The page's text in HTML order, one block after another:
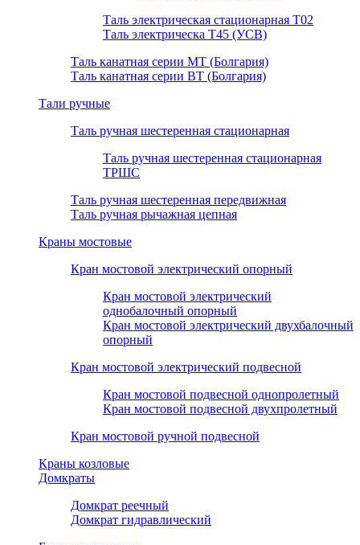
Таль электрическая стационарная Т02
Таль электрическа T45 (УСВ)
Таль канатная серии МТ (Болгария)
Таль канатная серии ВТ (Болгария)
Тали ручные
Таль ручная шестеренная стационарная
Таль ручная шестеренная стационарная
ТРШС
Таль ручная шестеренная передвижная
Таль ручная рычажная цепная
Краны мостовые
Кран мостовой электрический опорный
Кран мостовой электрический
однобалочный опорный
Кран мостовой электрический двухбалочный
опорный
Кран мостовой электрический подвесной
Кран мостовой подвесной однопролетный
Кран мостовой подвесной двухпролетный
Кран мостовой ручной подвесной
Краны козловые
Домкраты
Домкрат реечный
Домкрат гидравлический